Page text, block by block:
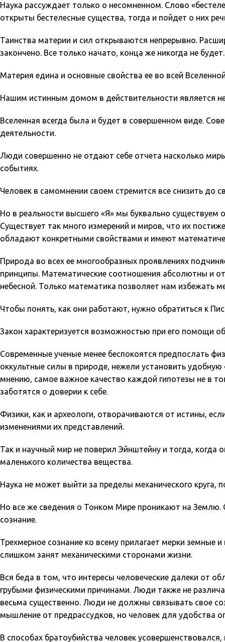
Наука рассуждает только о несомненном. Слово
открыты бестелесные существа, тогда и пойдет о них
Таинства материи и сил открываются непрерывно.
закончено. Все только начато, конца же никогда не
Материя едина и основные свойства ее во всей
Нашим истинным домом в действительности является
Вселенная всегда была и будет в совершенном виде.
деятельности.
Люди совершенно не отдают себе отчета насколько
событиях.
Человек в самомнении своем стремится все снизить до
Но в реальности высшего «Я» мы буквально
Существует так много измерений и миров, что их
обладают конкретными свойствами и имеют
Природа во всех ее многообразных проявлениях
принципы. Математические соотношения абсолютны и
небесной. Только математика позволяет нам избежать
Чтобы понять, как они работают, нужно обратиться к
Закон характеризуется возможностью при его помощи
Современные ученые менее беспокоятся предпослать
оккультные силы в природе, нежели установить
мнению, самое важное качество каждой гипотезы не в
заботятся о доверии к себе.
Физики, как и археологи, отворачиваются от истины,
изменениями их представлений.
Так и научный мир не поверил Эйнштейну и тогда, когда
маленького количества вещества.
Наука не может выйти за пределы механического круга,
Но все же сведения о Тонком Мире проникают на
сознание.
Трехмерное сознание ко всему прилагает мерки земные
слишком занят механическими сторонами жизни.
Вся беда в том, что интересы человеческие далеки от
грубыми физическими причинами. Люди также не
весьма существенно. Люди не должны связывать свое
мышление от предрассудков, но человек для удобства
В способах братоубийства человек